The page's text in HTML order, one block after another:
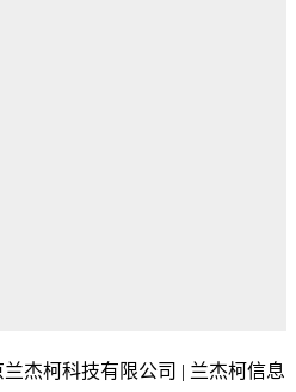
杰柯科技有限公司 | 兰杰柯信息